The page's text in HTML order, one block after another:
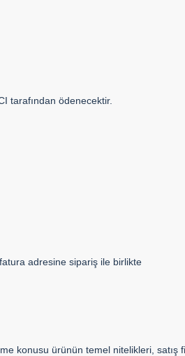
tarafından ödenecektir.
adresine sipariş ile birlikte
konusu ürünün temel nitelikleri,